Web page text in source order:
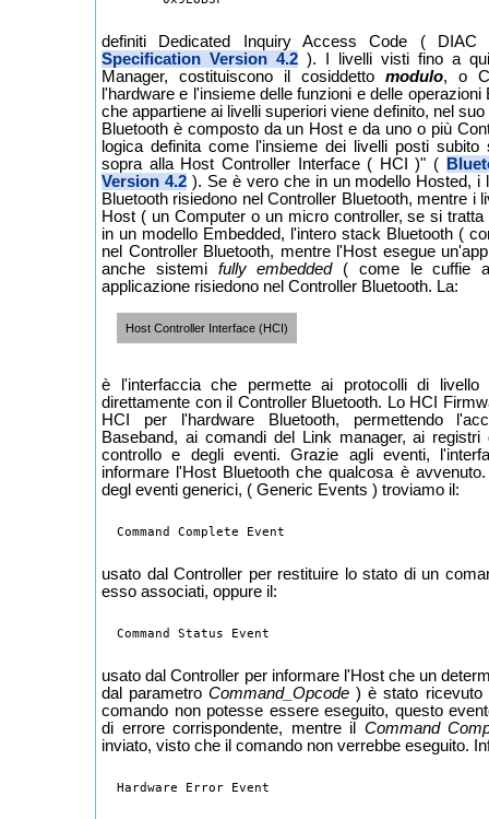
definiti Dedicated Inquiry Access Code (
Specification Version 4.2 ). I livelli visti fino a
Manager, costituiscono il cosiddetto modulo, o
l'hardware e l'insieme delle funzioni e delle
che appartiene ai livelli superiori viene definito, nel
Bluetooth è composto da un Host e da uno o più
logica definita come l'insieme dei livelli posti
sopra alla Host Controller Interface ( HCI )" (
Version 4.2). Se è vero che in un modello Hosted, i
Bluetooth risiedono nel Controller Bluetooth, mentre i
Host ( un Computer o un micro controller, se si
in un modello Embedded, l'intero stack Bluetooth (
nel Controller Bluetooth, mentre l'Host esegue
anche sistemi fully embedded( come le cuffie
applicazione risiedono nel Controller Bluetooth. La:
Host Controller Interface (HCI)
è l'interfaccia che permette ai protocolli di livello
direttamente con il Controller Bluetooth. Lo HCI
HCI per l'hardware Bluetooth, permettendo
Baseband, ai comandi del Link manager, ai
controllo e degli eventi. Grazie agli eventi,
informare l'Host Bluetooth che qualcosa è
degl eventi generici, ( Generic Events ) troviamo il:
usato dal Controller per restituire lo stato di un
esso associati, oppure il:
usato dal Controller per informare l'Host che un
dal parametroCommand_Opcode ) è stato ricevuto
comando non potesse essere eseguito, questo
di errore corrispondente, mentre il Command
inviato, visto che il comando non verrebbe eseguito.